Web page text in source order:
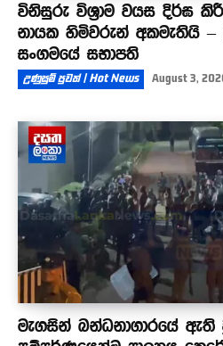
විනිසුරු විශ්‍රාම වයස දිර්ඝ
නායක හිමිවරුන් අකමැතියි –
සංගමයේ සභාපති
උණුසුම් පුවත් | Hot News August 3,
මැගසින් බන්ධනාගාරයේ